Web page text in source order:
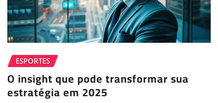
ESPORTES
O insight que pode transformar sua
estratégia em 2025